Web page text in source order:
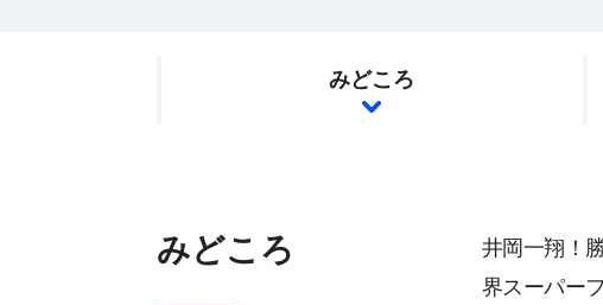
みどころ
みどころ
井岡一翔！
界スーパー